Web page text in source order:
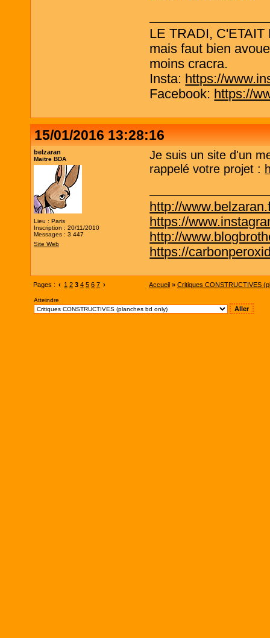
LE TRADI,
mais faut bien
moins cracra.
Insta: https://
Facebook: https://
15/01/2016 13:28:16
belzaran
Maitre BDA
Lieu : Paris
Inscription : 20/11/2010
Messages : 3 447
Site Web
Je suis un site d'un
rappelé votre projet :
http://
https://
http://
https://
Pages : ‹ 1 2 3 4 5 6 7 › Accueil » Critiques CONSTRUCTIVES
Atteindre